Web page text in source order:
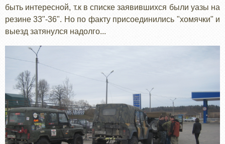
быть интересной, т.к в списке заявившихся были уазы на
резине 33"-36". Но по факту присоединились "хомячки" и
выезд затянулся надолго...